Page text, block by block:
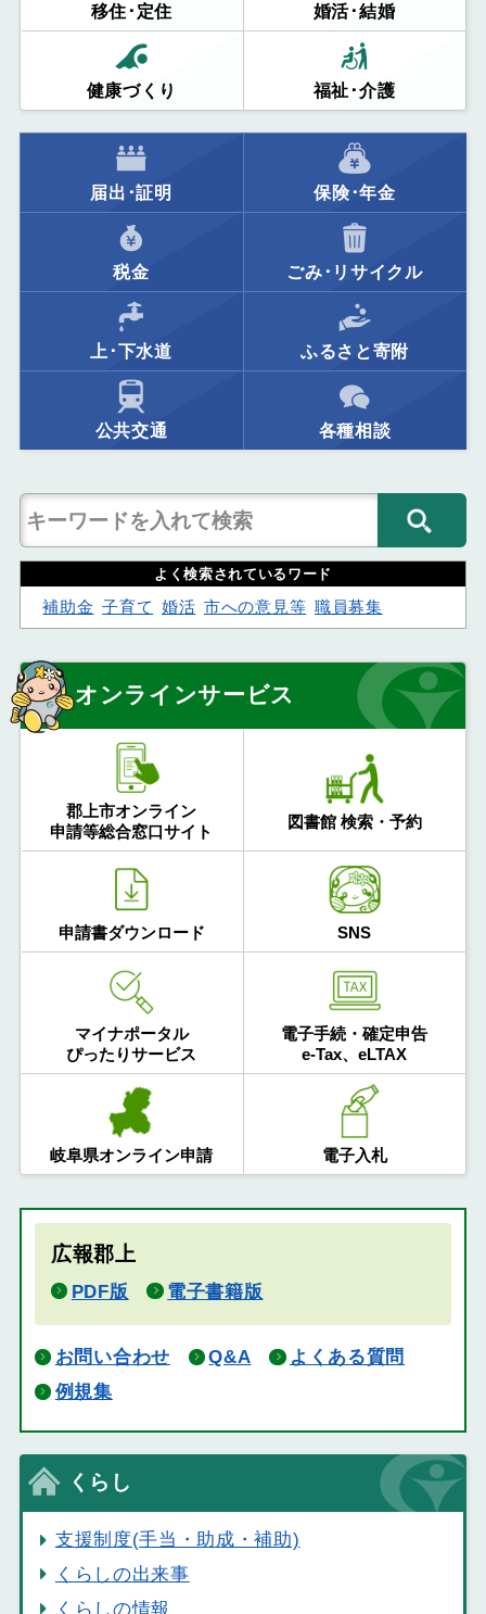
移住･定住 婚活･結婚
健康づくり 福祉･介護
届出･証明 保険･年金
税金 ごみ･リサイクル
上･下水道 ふるさと寄附
公共交通 各種相談
よく検索されているワード
補助金 子育て 婚活 市への意見等 職員募集
オンラインサービス
郡上市オンライン
申請等総合窓口サイト
図書館 検索・予約
申請書ダウンロード SNS
マイナポータル
ぴったりサービス
電子手続・確定申告
e-Tax、eLTAX
岐阜県オンライン申請 電子入札
広報郡上
PDF版 電子書籍版
お問い合わせ Q&A
よくある質問
例規集
くらし
支援制度(手当・助成・補助)
くらしの出来事
くらしの情報